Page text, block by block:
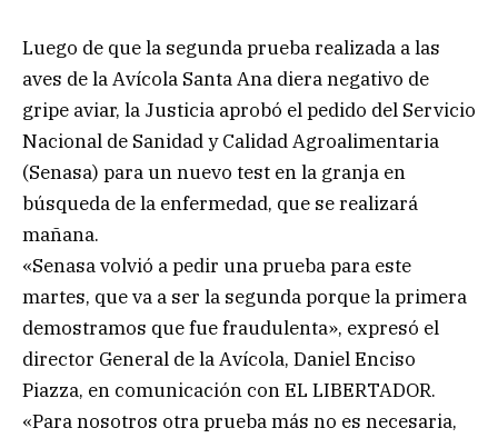
Luego de que la segunda prueba realizada a las
aves de la Avícola Santa Ana diera negativo de
gripe aviar, la Justicia aprobó el pedido del Servicio
Nacional de Sanidad y Calidad Agroalimentaria
(Senasa) para un nuevo test en la granja en
búsqueda de la enfermedad, que se realizará
mañana.
«Senasa volvió a pedir una prueba para este
martes, que va a ser la segunda porque la primera
demostramos que fue fraudulenta», expresó el
director General de la Avícola, Daniel Enciso
Piazza, en comunicación con EL LIBERTADOR.
«Para nosotros otra prueba más no es necesaria,